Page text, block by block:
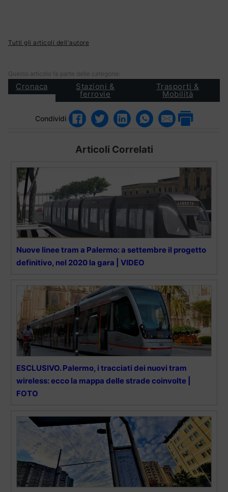
Tutti gli articoli dell'autore
Questo articolo fa parte delle categorie:
Cronaca Stazioni &
ferrovie
Trasporti &
Mobilità
Condividi
Articoli Correlati
Nuove linee tram a Palermo: a settembre il progetto
definitivo, nel 2020 la gara | VIDEO
ESCLUSIVO. Palermo, i tracciati dei nuovi tram
wireless: ecco la mappa delle strade coinvolte |
FOTO